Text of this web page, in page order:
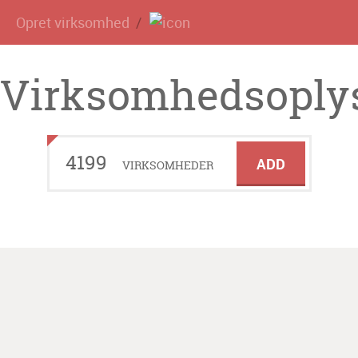
Opret virksomhed
4199 VIRKSOMHEDER ADD